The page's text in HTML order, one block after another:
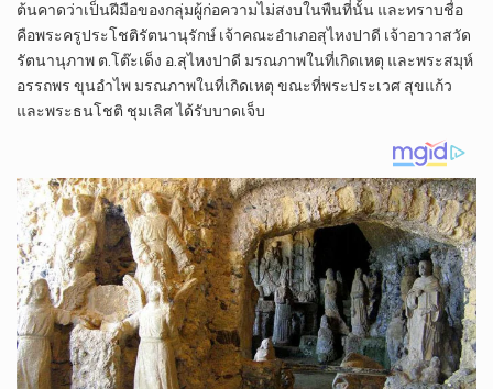
ต้นคาดว่าเป็นฝีมือของกลุ่มผู้ก่อความไม่สงบในพืนที่นั้น และทราบชื่อ
คือพระครูประโชติรัตนานุรักษ์ เจ้าคณะอำเภอสุไหงปาดี​ เจ้าอาวาสวัด
รัตนานุภาพ​ ต.โต๊ะเด็ง​ อ.สุไหงปาดี​ มรณภาพในที่เกิดเหตุ และพระสมุห์
อรรถพร ขุนอำไพ มรณภาพในที่เกิดเหตุ ขณะที่พระประเวศ สุขแก้ว
และพระธนโชติ ชุมเลิศ ได้รับบาดเจ็บ